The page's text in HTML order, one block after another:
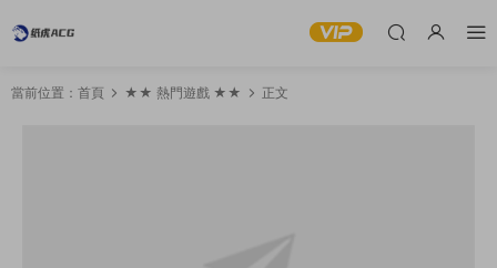
當前位置： 首頁 ★★ 熱門遊戲 ★★ 正文